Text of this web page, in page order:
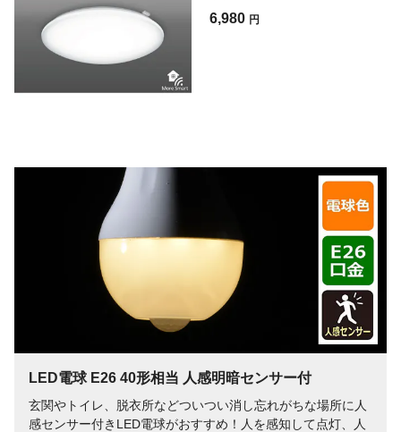
6,980 円
LED電球 E26 40形相当 人感明暗センサー付
玄関やトイレ、脱衣所などついつい消し忘れがちな場所に人
感センサー付きLED電球がおすすめ！人を感知して点灯、人